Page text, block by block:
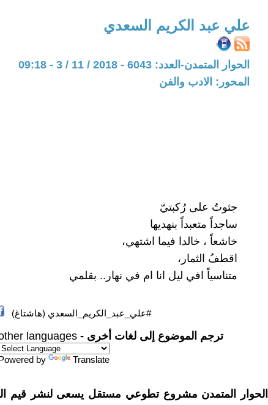
علي عبد الكريم السعدي
الحوار المتمدن-العدد: 6043 - 2018 / 11 / 3 - 09:18
المحور: الادب والفن
جثوتُ على رُكبتيّ
ساجداً متعبداً بنهديها
خاشعاً ، خالدا فيما اشتهي،
اقطفُ الثمار،
متناسياً افي ليل انا ام في نهار.. بقلمي
#علي_عبد_الكريم_السعدي (هاشتاغ)
ترجم الموضوع إلى لغات أخرى - languages
by Translate
الحوار المتمدن مشروع تطوعي مستقل يسعى لنشر قيم